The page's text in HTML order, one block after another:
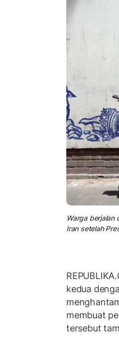
Warga berjalan
Iran setelah
kedua
membuat
tersebut